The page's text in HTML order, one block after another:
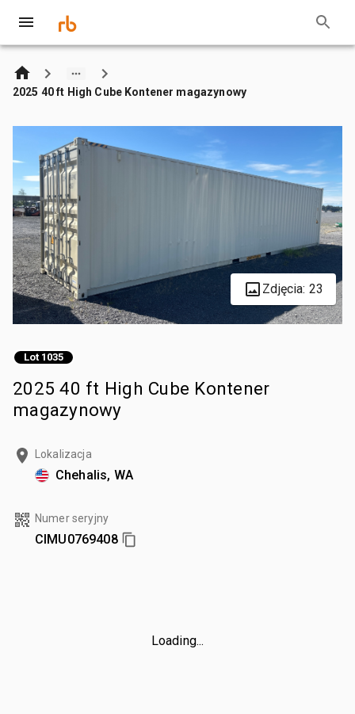
2025 40 ft High Cube Kontener magazynowy
Zdjęcia: 23
Lot 1035
2025 40 ft High Cube Kontener
magazynowy
Lokalizacja
Chehalis, WA
Numer seryjny
CIMU0769408
Loading...